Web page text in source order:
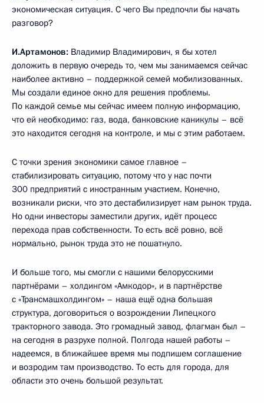
экономическая ситуация. С чего Вы предпочли бы начать
разговор?
И.Артамонов: Владимир Владимирович, я бы хотел
доложить в первую очередь то, чем мы занимаемся сейчас
наиболее активно – поддержкой семей мобилизованных.
Мы создали единое окно для решения проблемы.
По каждой семье мы сейчас имеем полную информацию,
что ей необходимо: газ, вода, банковские каникулы – всё
это находится сегодня на контроле, и мы с этим работаем.
С точки зрения экономики самое главное –
стабилизировать ситуацию, потому что у нас почти
300 предприятий с иностранным участием. Конечно,
возникали риски, что это дестабилизирует нам рынок труда.
Но одни инвесторы заместили других, идёт процесс
перехода прав собственности. То есть всё ровно, всё
нормально, рынок труда это не пошатнуло.
И больше того, мы смогли с нашими белорусскими
партнёрами – холдингом «Амкодор», и в партнёрстве
с «Трансмашхолдингом» – наша ещё одна большая
структура, договориться о возрождении Липецкого
тракторного завода. Это громадный завод, флагман был –
на сегодня в разрухе полной. Полгода нашей работы –
надеемся, в ближайшее время мы подпишем соглашение
и возродим там производство. То есть для города, для
области это очень большой результат.